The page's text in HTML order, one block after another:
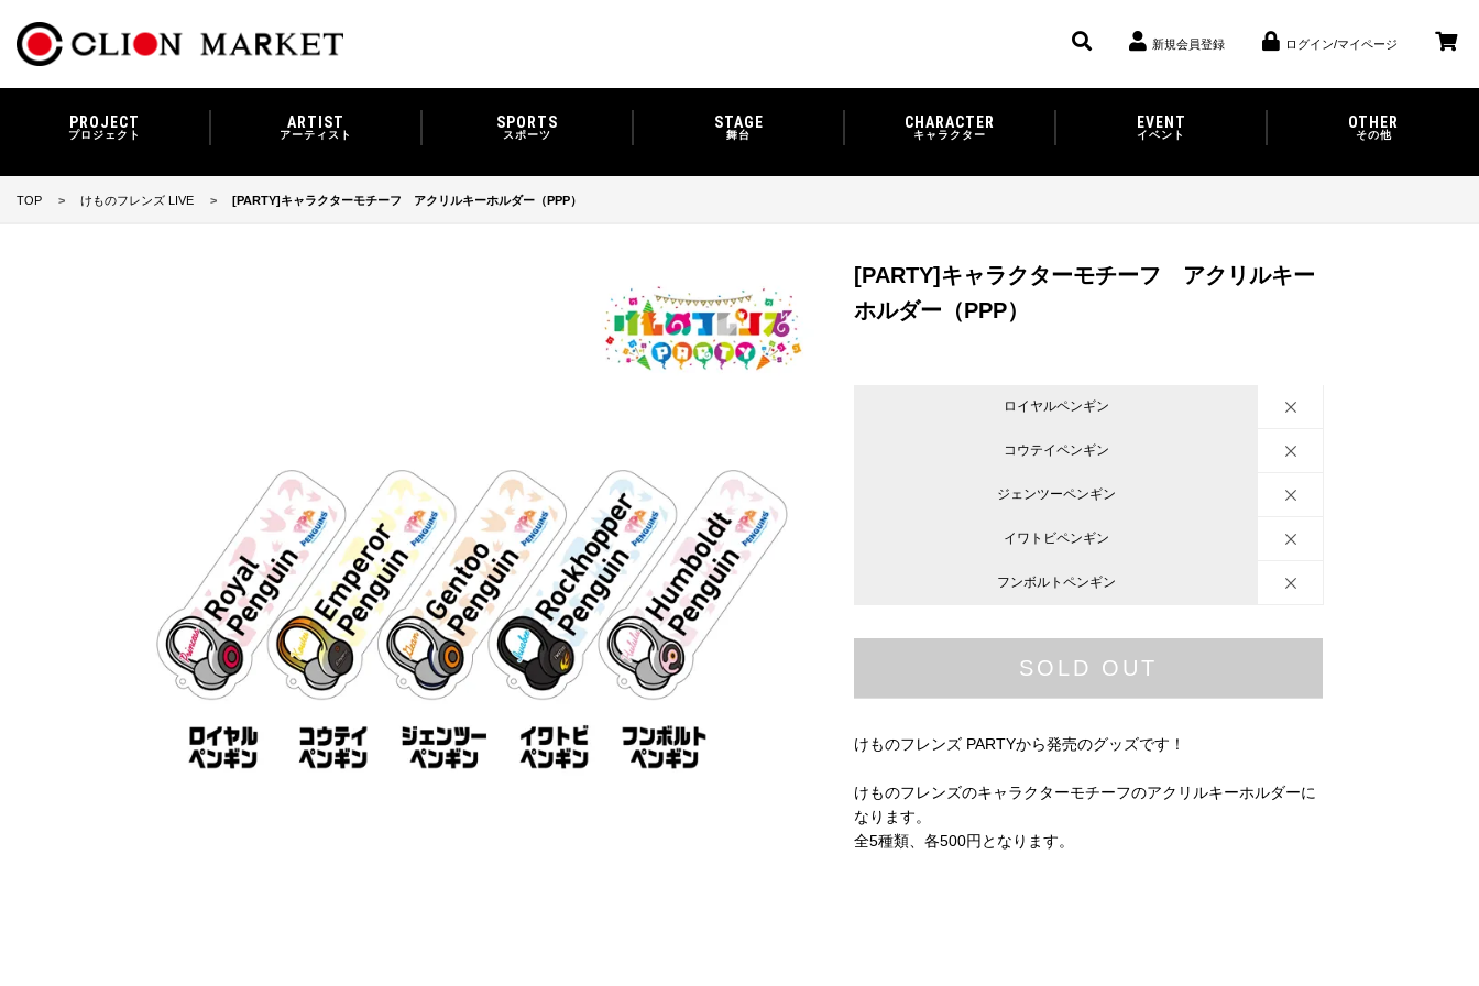
新規会員登録 ログイン/マイページ
PROJECT
プロジェクト
ARTIST
アーティスト
SPORTS
スポーツ
STAGE
舞台
CHARACTER
キャラクター
EVENT
イベント
OTHER
その他
TOP けものフレンズ LIVE [PARTY]キャラクターモチーフ アクリルキーホルダー（PPP）
[PARTY]キャラクターモチーフ アクリルキー
ホルダー（PPP）
ロイヤルペンギン
コウテイペンギン
ジェンツーペンギン
イワトビペンギン
フンボルトペンギン
SOLD OUT
けものフレンズ PARTYから発売のグッズです！
けものフレンズのキャラクターモチーフのアクリルキーホルダーに
なります。
全5種類、各500円となります。